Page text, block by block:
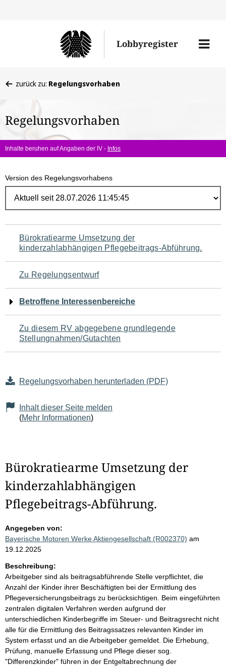
Lobbyregister
Menü
befinden
hier:
zurück zu: Regelungsvorhaben
Regelungsvorhaben
Inhalte beruhen auf Angaben der IV - Infos
Version des Regelungsvorhabens
Navigation
für
den
Seiteninhalt
Bürokratiearme Umsetzung der
kinderzahlabhängigen Pflegebeitrags-Abführung.
Zu Regelungsentwurf
Betroffene Interessenbereiche
Zu diesem RV abgegebene grundlegende
Stellungnahmen/Gutachten
Regelungsvorhaben herunterladen (PDF)
Inhalt dieser Seite melden
(Mehr Informationen)
Bürokratiearme Umsetzung der
kinderzahlabhängigen
Pflegebeitrags-Abführung.
Angegeben von:
Bayerische Motoren Werke Aktiengesellschaft (R002370) am
19.12.2025
Beschreibung:
Arbeitgeber sind als beitragsabführende Stelle verpflichtet, die
Anzahl der Kinder ihrer Beschäftigten bei der Ermittlung des
Pflegeversicherungsbeitrags zu berücksichtigen. Beim eingeführten
zentralen digitalen Verfahren werden aufgrund der
unterschiedlichen Kinderbegriffe im Steuer- und Beitragsrecht nicht
alle für die Ermittlung des Beitragssatzes relevanten Kinder im
System erfasst und an die Arbeitgeber gemeldet. Die Erhebung,
Prüfung, manuelle Erfassung und Pflege dieser sog.
"Differenzkinder" führen in der Entgeltabrechnung der